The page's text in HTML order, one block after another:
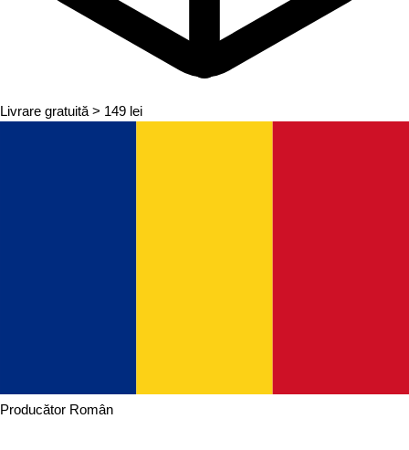
Livrare gratuită > 149 lei
Producător Român